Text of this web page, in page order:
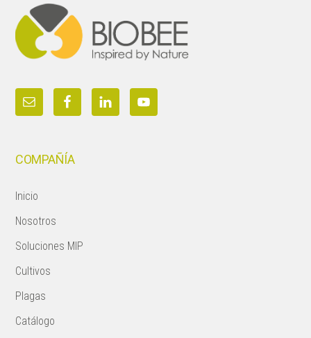
COMPAÑÍA
Inicio
Nosotros
Soluciones MIP
Cultivos
Plagas
Catálogo